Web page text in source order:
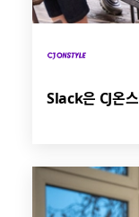
Slack은 CJ온